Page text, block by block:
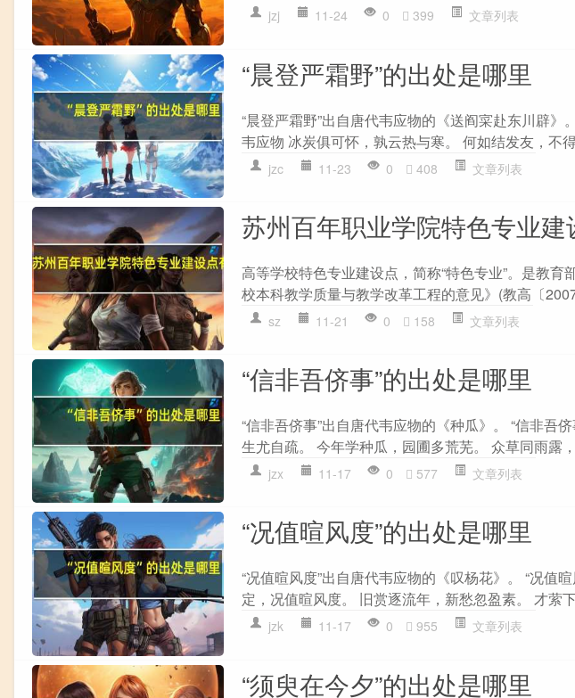
jzj 11-24 0 399 文章列表
“晨登严霜野”的出处是哪里
“晨登严霜野”出自唐代韦应物的《送阎寀赴东川辟》
韦应物 冰炭俱可怀，孰云热与寒。 何如结发友，不
jzc 11-23 0 408 文章列表
苏州百年职业学院特色专业
高等学校特色专业建设点，简称“特色专业”。是教
校本科教学质量与教学改革工程的意见》(教高〔
sz 11-21 0 158 文章列表
“信非吾侪事”的出处是哪里
“信非吾侪事”出自唐代韦应物的《种瓜》。 “信非吾
生尤自疏。 今年学种瓜，园圃多荒芜。 众草同雨露
jzx 11-17 0 577 文章列表
“况值暄风度”的出处是哪里
“况值暄风度”出自唐代韦应物的《叹杨花》。 “况值
定，况值暄风度。 旧赏逐流年，新愁忽盈素。 才萦
jzk 11-17 0 955 文章列表
“须臾在今夕”的出处是哪里